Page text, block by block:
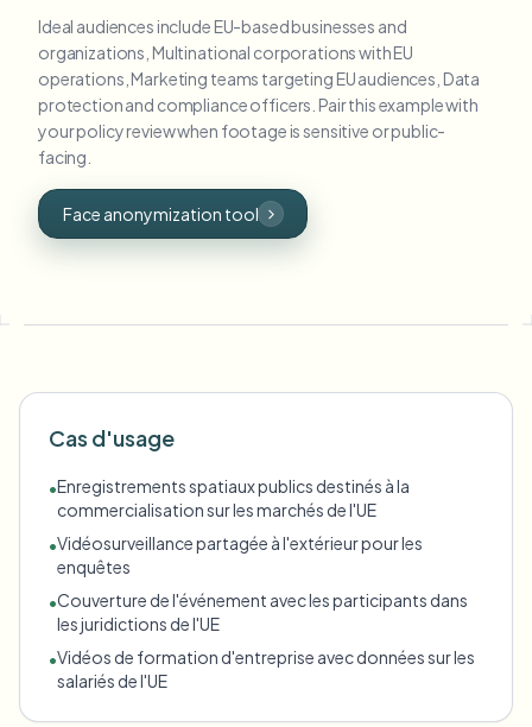
Ideal audiences include EU-based businesses and
organizations, Multinational corporations with EU
operations, Marketing teams targeting EU audiences, Data
protection and compliance officers. Pair this example with
your policy review when footage is sensitive or public-
facing.
Face anonymization tool
Cas d'usage
•Enregistrements spatiaux publics destinés à la
commercialisation sur les marchés de l'UE
•Vidéosurveillance partagée à l'extérieur pour les
enquêtes
•Couverture de l'événement avec les participants dans
les juridictions de l'UE
•Vidéos de formation d'entreprise avec données sur les
salariés de l'UE